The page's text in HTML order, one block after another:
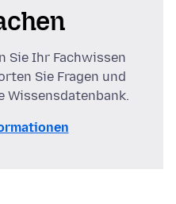
Sie Ihr Fachwissen
Sie Fragen und
Wissensdatenbank.